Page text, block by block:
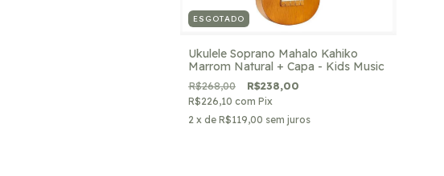
ESGOTADO
Ukulele Soprano Mahalo Kahiko
Marrom Natural + Capa - Kids Music
R$268,00 R$238,00
R$226,10 com Pix
2 x de R$119,00 sem juros